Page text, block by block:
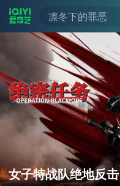
凛冬下的罪恶
女子特战队绝地反击